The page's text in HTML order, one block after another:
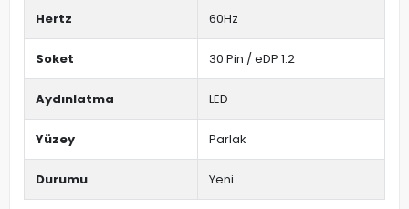
Hertz 60Hz
Soket 30 Pin / eDP 1.2
Aydınlatma LED
Yüzey Parlak
Durumu Yeni